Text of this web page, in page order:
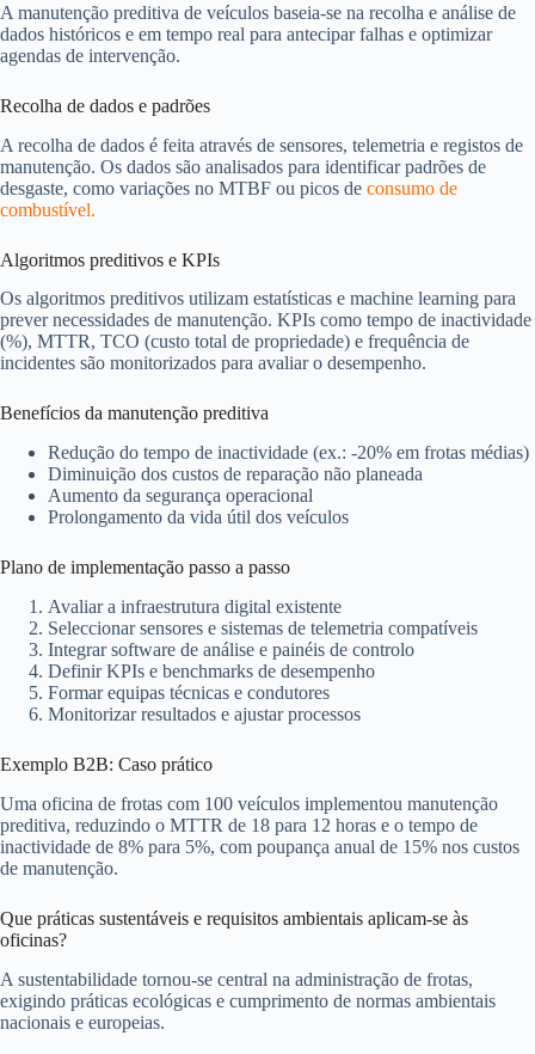
A manutenção preditiva de veículos baseia-se na recolha e análise de
dados históricos e em tempo real para antecipar falhas e optimizar
agendas de intervenção.
Recolha de dados e padrões
A recolha de dados é feita através de sensores, telemetria e registos de
manutenção. Os dados são analisados para identificar padrões de
desgaste, como variações no MTBF ou picos de consumo de
combustível.
Algoritmos preditivos e KPIs
Os algoritmos preditivos utilizam estatísticas e machine learning para
prever necessidades de manutenção. KPIs como tempo de inactividade
(%), MTTR, TCO (custo total de propriedade) e frequência de
incidentes são monitorizados para avaliar o desempenho.
Benefícios da manutenção preditiva
Redução do tempo de inactividade (ex.: -20% em frotas médias)
Diminuição dos custos de reparação não planeada
Aumento da segurança operacional
Prolongamento da vida útil dos veículos
Plano de implementação passo a passo
Avaliar a infraestrutura digital existente
Seleccionar sensores e sistemas de telemetria compatíveis
Integrar software de análise e painéis de controlo
Definir KPIs e benchmarks de desempenho
Formar equipas técnicas e condutores
Monitorizar resultados e ajustar processos
Exemplo B2B: Caso prático
Uma oficina de frotas com 100 veículos implementou manutenção
preditiva, reduzindo o MTTR de 18 para 12 horas e o tempo de
inactividade de 8% para 5%, com poupança anual de 15% nos custos
de manutenção.
Que práticas sustentáveis e requisitos ambientais aplicam‑se às
oficinas?
A sustentabilidade tornou-se central na administração de frotas,
exigindo práticas ecológicas e cumprimento de normas ambientais
nacionais e europeias.